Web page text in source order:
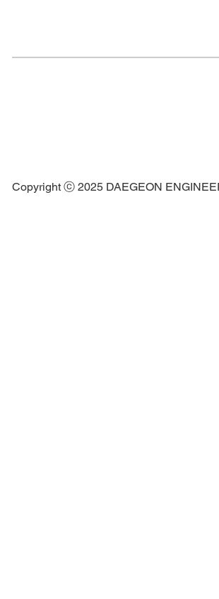
Copyright ⓒ 2025 DAEGEON